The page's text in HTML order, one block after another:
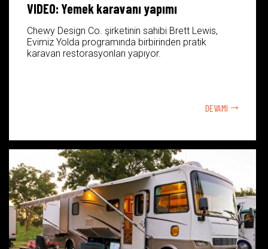
VIDEO: Yemek karavanı yapımı
Chewy Design Co. şirketinin sahibi Brett Lewis,
Evimiz Yolda programında birbirinden pratik
karavan restorasyonları yapıyor.
DEVAMI